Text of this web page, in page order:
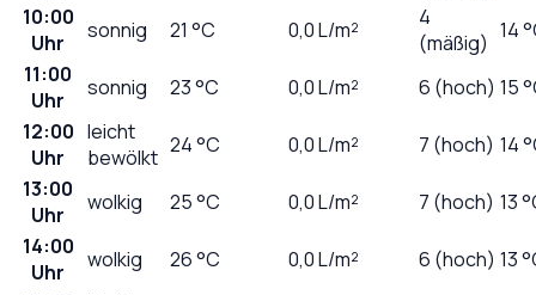
10:00
Uhr
sonnig 21 °C 0,0L/m²
4
(mäßig) 14
11:00
Uhr
sonnig 23°C 0,0L/m² 6 (hoch) 15
12:00
Uhr
leicht
bewölkt 24°C 0,0L/m² 7 (hoch) 14
13:00
Uhr
wolkig 25°C 0,0L/m² 7 (hoch) 13
14:00
Uhr
wolkig 26°C 0,0L/m² 6 (hoch) 13